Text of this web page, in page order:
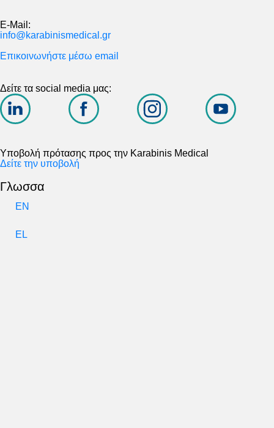
E-Mail:
info@karabinismedical.gr
Επικοινωνήστε μέσω email
Δείτε τα social media μας:
Υποβολή πρότασης προς την Karabinis Medical
Δείτε την υποβολή
Γλωσσα
EN
EL